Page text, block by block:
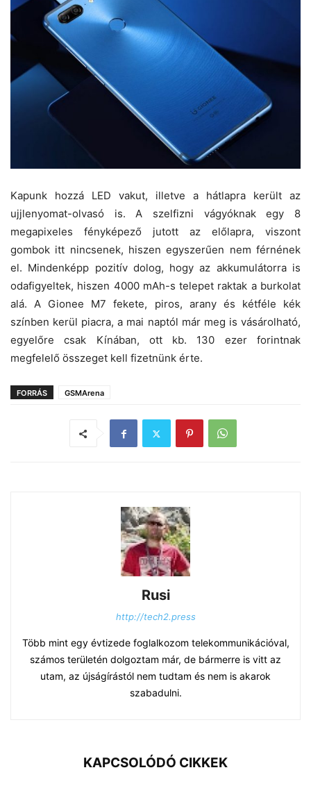
Kapunk hozzá LED vakut, illetve a hátlapra került az
ujjlenyomat-olvasó is. A szelfizni vágyóknak egy 8
megapixeles fényképező jutott az előlapra, viszont
gombok itt nincsenek, hiszen egyszerűen nem férnének
el. Mindenképp pozitív dolog, hogy az akkumulátorra is
odafigyeltek, hiszen 4000 mAh-s telepet raktak a burkolat
alá. A Gionee M7 fekete, piros, arany és kétféle kék
színben kerül piacra, a mai naptól már meg is vásárolható,
egyelőre csak Kínában, ott kb. 130 ezer forintnak
megfelelő összeget kell fizetnünk érte.
FORRÁS GSMArena
Rusi
http://tech2.press
Több mint egy évtizede foglalkozom telekommunikációval,
számos területén dolgoztam már, de bármerre is vitt az
utam, az újságírástól nem tudtam és nem is akarok
szabadulni.
KAPCSOLÓDÓ CIKKEK